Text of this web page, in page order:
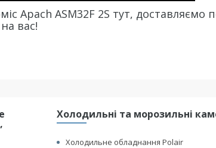
Apach ASM32F 2S тут, доставляємо
вас!
Холодильні та морозильні
Холодильне обладнання Polair